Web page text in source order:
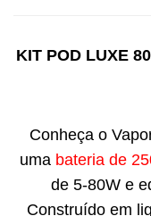
KIT POD LUXE
Conheça o
uma bateria de
de 5-80W e
Construído em